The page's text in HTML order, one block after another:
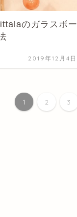
のガラスボー
2019年12月4日
1 2 3